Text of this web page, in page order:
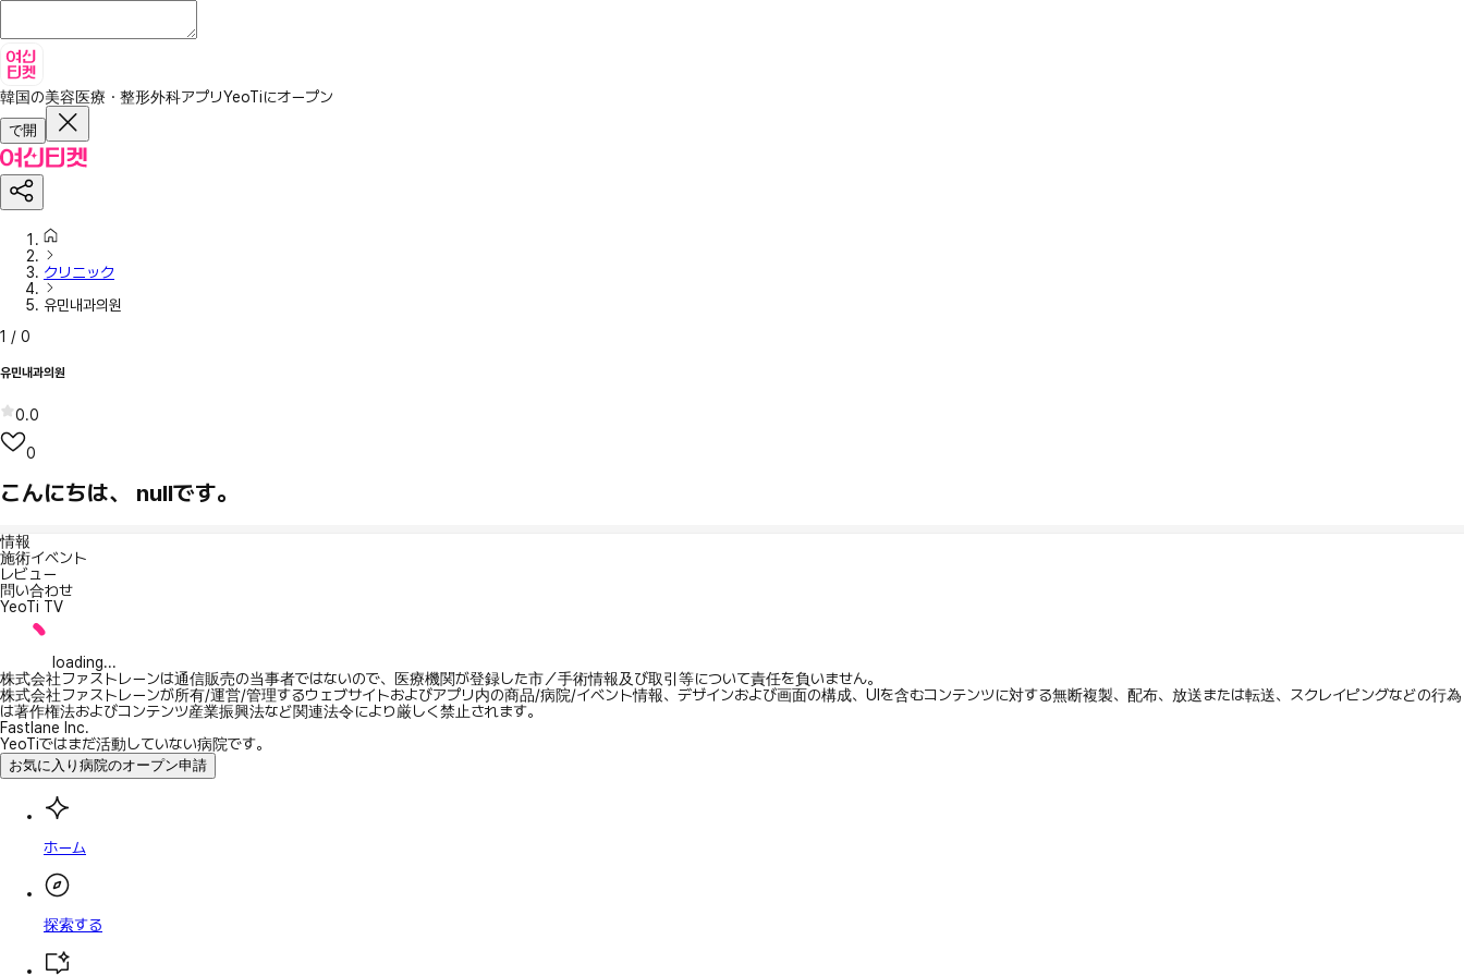
韓国の美容医療・整形外科アプリYeoTiにオープン
で開
クリニック
유민내과의원
1 / 0
유민내과의원
0.0
0
こんにちは、 nullです。
情報
施術イベント
レビュー
問い合わせ
YeoTi TV
loading...
株式会社ファストレーンは通信販売の当事者ではないので、医療機関が登録した市／手術情報及び取引等について責任を負いません。
株式会社ファストレーンが所有/運営/管理するウェブサイトおよびアプリ内の商品/病院/イベント情報、デザインおよび画面の構成、UIを含むコンテンツに対する無断複製、配布、放送または転送、スクレイピングなどの行為
は著作権法およびコンテンツ産業振興法など関連法令により厳しく禁止されます。
Fastlane Inc.
YeoTiではまだ活動していない病院です。
お気に入り病院のオープン申請
ホーム
探索する